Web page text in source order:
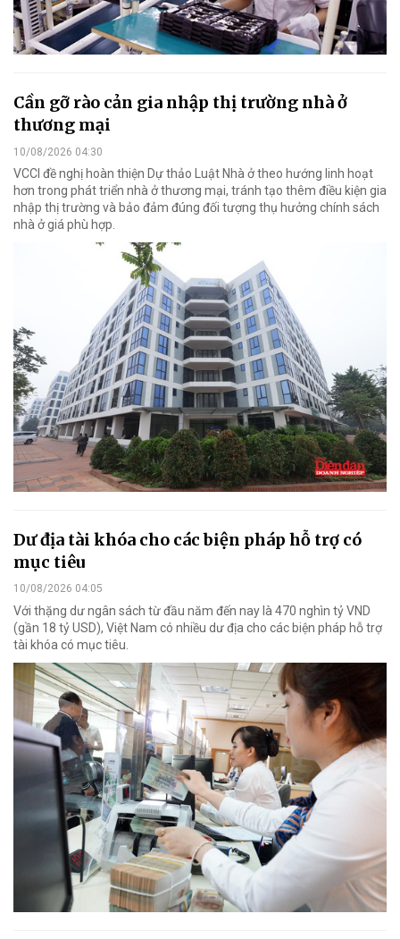
Cần gỡ rào cản gia nhập thị trường nhà ở
thương mại
10/08/2026 04:30
VCCI đề nghị hoàn thiện Dự thảo Luật Nhà ở theo hướng linh hoạt
hơn trong phát triển nhà ở thương mại, tránh tạo thêm điều kiện gia
nhập thị trường và bảo đảm đúng đối tượng thụ hưởng chính sách
nhà ở giá phù hợp.
Dư địa tài khóa cho các biện pháp hỗ trợ có
mục tiêu
10/08/2026 04:05
Với thặng dư ngân sách từ đầu năm đến nay là 470 nghìn tỷ VND
(gần 18 tỷ USD), Việt Nam có nhiều dư địa cho các biện pháp hỗ trợ
tài khóa có mục tiêu.